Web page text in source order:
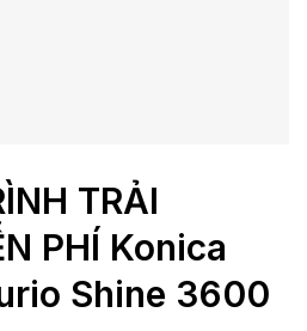
TRẢI
PHÍ Konica
Shine 3600